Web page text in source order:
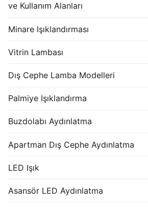
ve Kullanım Alanları
Minare Işıklandırması
Vitrin Lambası
Dış Cephe Lamba Modelleri
Palmiye Işıklandırma
Buzdolabı Aydınlatma
Apartman Dış Cephe Aydınlatma
LED Işık
Asansör LED Aydınlatma